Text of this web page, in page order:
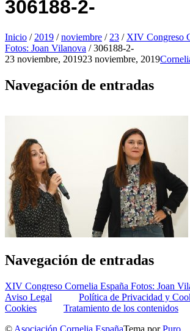
306188-2-
Inicio / 2019 / noviembre / 23 / XIV Congreso
Fotos: Joan Vilanova / 306188-2-
23 noviembre, 201923 noviembre, 2019
Navegación de entradas
Navegación de entradas
XIV Congreso Cornelia España Fotos: Joan
Aviso Legal
Política de Privacidad y
Cookies
Tratamiento de los contenidos
© Asociación Cornelia EspañaTema porPuro